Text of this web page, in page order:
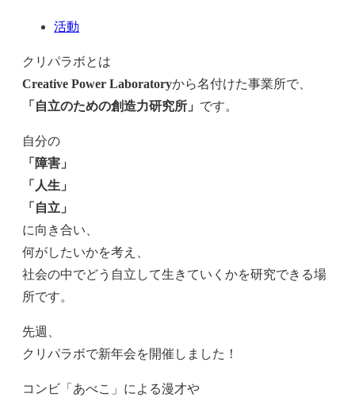
活動
クリパラボとは
Creative Power Laboratoryから名付けた事業所で、
「自立のための創造力研究所」 です。
自分の
「障害」
「人生」
「自立」
に向き合い、
何がしたいかを考え、
社会の中でどう自立して生きていくかを研究できる場
所です。
先週、
クリパラボで新年会を開催しました！
コンビ「あべこ」による漫才や